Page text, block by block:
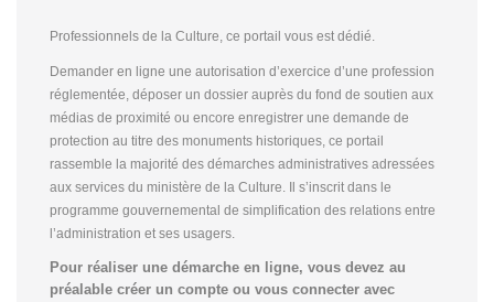
Professionnels de la Culture, ce portail vous est dédié.
Demander en ligne une autorisation d’exercice d’une profession
réglementée, déposer un dossier auprès du fond de soutien aux
médias de proximité ou encore enregistrer une demande de
protection au titre des monuments historiques, ce portail
rassemble la majorité des démarches administratives adressées
aux services du ministère de la Culture. Il s’inscrit dans le
programme gouvernemental de simplification des relations entre
l’administration et ses usagers.
Pour réaliser une démarche en ligne, vous devez au
préalable créer un compte ou vous connecter avec